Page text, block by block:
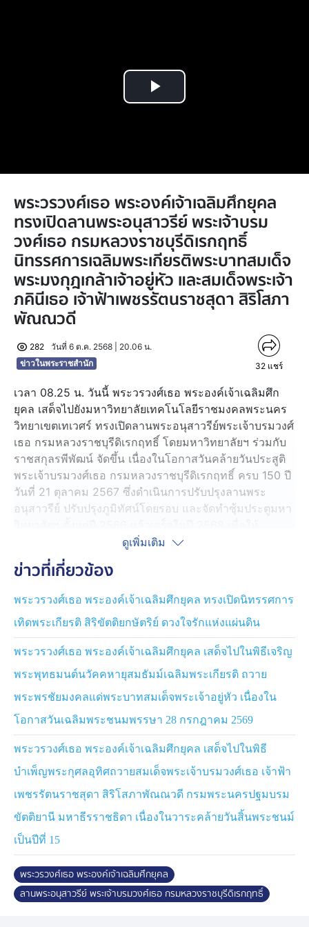
Play
พระวรวงศ์เธอ พระองค์เจ้าเฉลิมศึกยุคล
ทรงเปิดลานพระอนุสาวรีย์ พระเจ้าบรม
วงศ์เธอ กรมหลวงราชบุรีดิเรกฤทธิ์
นิทรรศการเฉลิมพระเกียรติพระบาทสมเด็จ
พระมงกุฎเกล้าเจ้าอยู่หัว และสมเด็จพระเจ้า
ภคินีเธอ เจ้าฟ้าเพชรรัตนราชสุดา สิริโสภา
พัณณวดี
282
วันที่ 6 ต.ค. 2568 | 20.06 น.
ข่าวในพระราชสำนัก
32 แชร์
เวลา 08.25 น. วันนี้ พระวรวงศ์เธอ พระองค์เจ้าเฉลิมศึก
ยุคล เสด็จไปยังมหาวิทยาลัยเทคโนโลยีราชมงคลพระนคร
วิทยาเขตเทเวศร์ ทรงเปิดลานพระอนุสาวรีย์พระเจ้าบรมวงศ์
เธอ กรมหลวงราชบุรีดิเรกฤทธิ์ โดยมหาวิทยาลัยฯ ร่วมกับ
ราชสกุลรพีพัฒน์ จัดขึ้น เนื่องในโอกาสวันคล้ายวันประสูติ
พระเจ้าบรมวงศ์เธอ กรมหลวงราชบุรีดิเรกฤทธิ์ ครบ 150 ปี
วันที่ 21 ตุลาคม 2567 ซึ่งดำเนินการปรับปรุงลานพระ
อนุสาวรีย์ ปรับปรุงภูมิทัศน์โดยรอบ และจัดทำซุ้มประตูมหา
ประชาชนได้เข้าถวายสักการะ
พระเจ้าบรมวงศ์เธอ กรมหลวงราชบุรีดิเรกฤทธิ์ ประสูติเมื่อ
วันที่ 21 ตุลาคม 2417 ทรงเป็นพระราชโอรสองค์ที่ 14 ใน
พระบาทสมเด็จพระจุลจอมเกล้าเจ้าอยู่หัว กับเจ้าจอมมารดา
ตลับ มีพระนามเดิมว่า พระเจ้าลูกยาเธอ พระองค์เจ้ารพี
พัฒนศักดิ์ ทรงเป็นต้นราชสกุลรพีพัฒน์ และทรงเป็นเสนาบดี
กระทรวงยุติธรรม ทรงมีส่วนสำคัญในการปฏิรูปการศาลใน
ด้านต่าง ๆ ทรงวางรากฐานด้านกฎหมายของประเทศไทย
ทรงได้รับการถวายพระสมัญญา "พระบิดาแห่งกฎหมาย
ไทย" ก่อนสิ้นพระชนม์ ณ กรุงปารีส เมื่อวันที่ 7 สิงหาคม
2463 สิริพระชันษา 45 ปี
จากนั้น เสด็จไปยังอาคารราชบุรีดิเรกฤทธิ์ ทรงเปิดและทอด
พระเนตรนิทรรศเฉลิมพระเกียรติ เนื่องในอภิลักขิตสมัย 100
ปี วันสวรรคตพระบาทสมเด็จพระมงกุฎเกล้าเจ้าอยู่หัว ใน
หัวข้อ "มหาธีรราชาภิวัฒน์ รพีพัฒนานุการ" และ
นิทรรศการเฉลิมพระเกียรติ เนื่องในวาระ 100 ปี วันประสูติ
สมเด็จพระเจ้าภคินีเธอ เจ้าฟ้าเพชรรัตนราชสุดา สิริโสภา
พัณณวดี ในหัวข้อ "สิริโสภาเคหศิลป์" ซึ่งจัดแสดงพระราช
ประวัติ และพระมหากรุณาธิคุณในพระบาทสมเด็จ
พระมงกุฎเกล้าเจ้าอยู่หัว รวมถึงพระกรุณาธิคุณในสมเด็จ
พระเจ้าภคินีเธอ เจ้าฟ้าเพชรรัตนราชสุดา สิริโสภาพัณณวดี
ดูเพิ่มเติม
ข่าวที่เกี่ยวข้อง
พระวรวงศ์เธอ พระองค์เจ้าเฉลิมศึกยุคล ทรงเปิดนิทรรศการ
เทิดพระเกียรติ สิริขัตติยกษัตริย์ ดวงใจรักแห่งแผ่นดิน
พระวรวงศ์เธอ พระองค์เจ้าเฉลิมศึกยุคล เสด็จไปในพิธีเจริญ
พระพุทธมนต์นวัคคหายุสมธัมม์เฉลิมพระเกียรติ ถวาย
พระพรชัยมงคลแด่พระบาทสมเด็จพระเจ้าอยู่หัว เนื่องใน
โอกาสวันเฉลิมพระชนมพรรษา 28 กรกฎาคม 2569
พระวรวงศ์เธอ พระองค์เจ้าเฉลิมศึกยุคล เสด็จไปในพิธี
บำเพ็ญพระกุศลอุทิศถวายสมเด็จพระเจ้าบรมวงศ์เธอ เจ้าฟ้า
เพชรรัตนราชสุดา สิริโสภาพัณณวดี กรมพระนครปฐมบรม
ขัตติยานี มหาธีรราชธิดา เนื่องในวาระคล้ายวันสิ้นพระชนม์
เป็นปีที่ 15
พระวรวงศ์เธอ พระองค์เจ้าเฉลิมศึกยุคล
ลานพระอนุสาวรีย์ พระเจ้าบรมวงศ์เธอ กรมหลวงราชบุรีดิเรกฤทธิ์